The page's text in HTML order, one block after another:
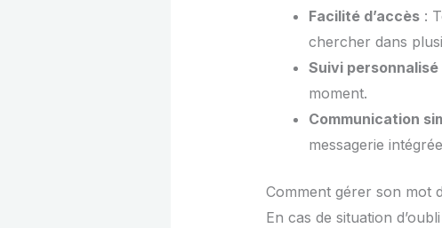
Facilité d’accès:
chercher dans
Suivi personnalisé
moment.
Communication
messagerie
Comment gérer son mot
En cas de situation